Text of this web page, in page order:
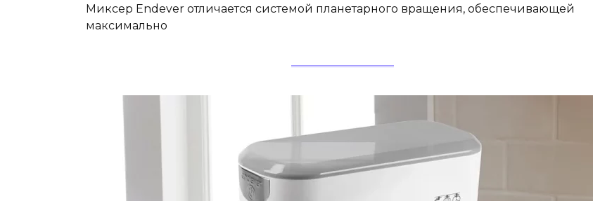
Миксер Endever отличается системой планетарного вращения, обеспечивающей
максимально